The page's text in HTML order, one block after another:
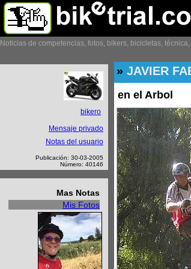
Noticias de competencias, fotos, bikers, bicicletas,
bikero
Mensaje privado
Notas del usuario
Publicación: 30-03-2005
Número: 40146
Mas Notas
Mis Fotos
» JAVIER
en el Arbol